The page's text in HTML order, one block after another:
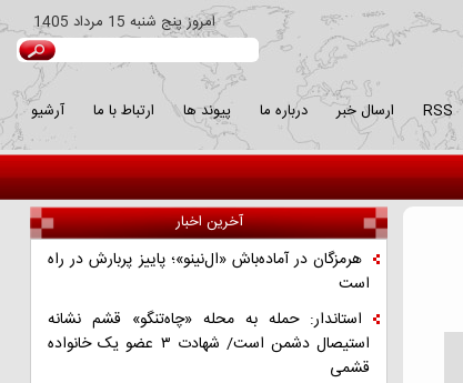
امروزپنج شنبه 15 مرداد 1405
آرشیو ارتباط با ما پیوند ها درباره ما ارسال خبر RSS
آخرین اخبار
هرمزگان در آماده‌باش «ال‌نینو»؛ پاییز پربارش در راه
است
استاندار: حمله به محله «چاه‌تنگو» قشم نشانه
استیصال دشمن است/ شهادت ۳ عضو یک خانواده
قشمی